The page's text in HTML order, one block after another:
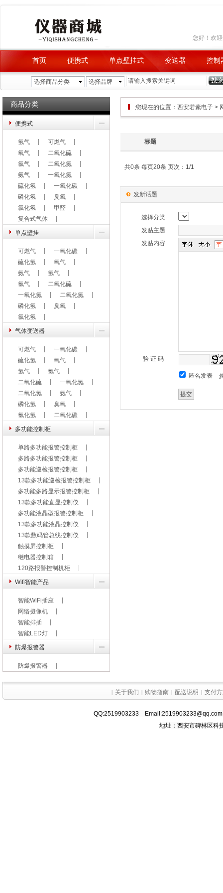
首页 便携式 单点壁挂式 变送器
控制
品牌查询
积分兑换
选择商品分类 选择品牌
您好！欢
商品分类
便携式
氢气
可燃气
氧气
二氧化硫
氯气
二氧化氮
氨气
一氧化氮
硫化氢
一氧化碳
磷化氢
臭氧
氯化氢
甲醛
复合式气体
单点壁挂
可燃气
一氧化碳
硫化氢
氧气
氨气
氢气
氯气
二氧化硫
一氧化氮
二氧化氮
磷化氢
臭氧
氯化氢
气体变送器
可燃气
一氧化碳
硫化氢
氧气
氢气
氯气
二氧化硫
一氧化氮
二氧化氮
氨气
磷化氢
臭氧
氯化氢
二氧化碳
多功能控制柜
单路多功能报警控制柜
多路多功能报警控制柜
多功能巡检报警控制柜
13款多功能巡检报警控制柜
多功能多路显示报警控制柜
13款多功能直显控制仪
多功能液晶型报警控制柜
13款多功能液晶控制仪
13款数码管总线控制仪
触摸屏控制柜
继电器控制箱
120路报警控制机柜
Wifi智能产品
智能WiFi插座
网络摄像机
智能排插
智能LED灯
防爆报警器
防爆报警器
您现在的位置： 西安若素电子 >
标题
共0条 每页20条 页次：1/1
发新话题
选择分类
发贴主题
发贴内容
验 证 码
匿名发表
QQ:2519903233
地址：西安市碑林区科
| 关于我们 | 购物指南 | 配送说明 | 支付